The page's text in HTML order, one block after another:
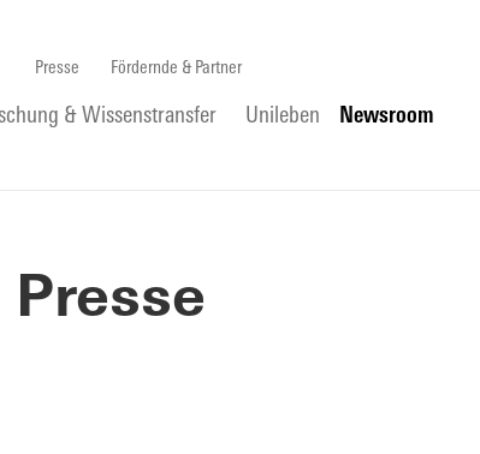
Presse Fördernde & Partner
& Wissenstransfer Unileben Newsroom
Presse